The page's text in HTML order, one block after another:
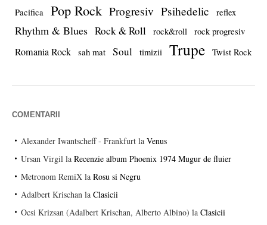
Pacifica
Pop Rock Progresiv Psihedelic reflex
Rhythm & Blues Rock & Roll rock&roll rock progresiv
Romania Rock sah mat Soul timizii Trupe Twist Rock
COMENTARII
Alexander Iwantscheff - Frankfurt la Venus
Ursan Virgil la Recenzie album Phoenix 1974 Mugur de fluier
Metronom RemiX la Rosu si Negru
Adalbert Krischan la Clasicii
Ocsi Krizsan (Adalbert Krischan, Alberto Albino) la Clasicii